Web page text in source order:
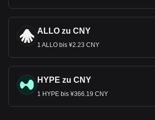
ALLO zu CNY
1 ALLO bis ¥2.23 CNY
HYPE zu CNY
1 HYPE bis ¥366.19 CNY